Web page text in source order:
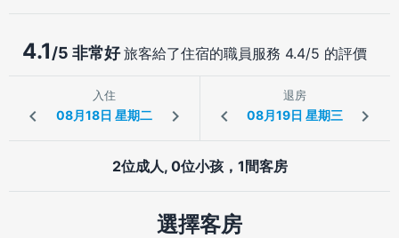
4.1/5 非常好旅客給了住宿的職員服務 4.4/5 的評價
入住 退房
2位成人, 0位小孩，1間客房
選擇客房